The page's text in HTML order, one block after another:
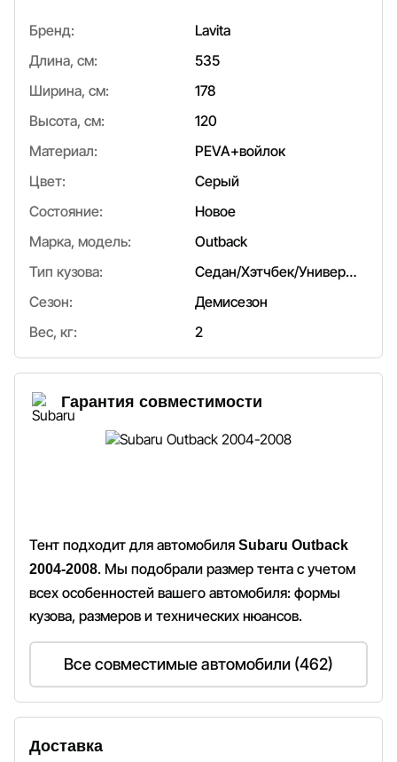
Бренд:
Lavita
Длина, см:
535
Ширина, см:
178
Высота, см:
120
Материал:
PEVA+войлок
Цвет:
Серый
Состояние:
Новое
Марка, модель:
Outback
Тип кузова:
Седан/Хэтчбек/Универсал
Сезон:
Демисезон
Вес, кг:
2
Гарантия совместимости
Тент подходит для автомобиля Subaru Outback
2004-2008. Мы подобрали размер тента с учетом
всех особенностей вашего автомобиля: формы
кузова, размеров и технических нюансов.
Все совместимые автомобили (462)
Доставка